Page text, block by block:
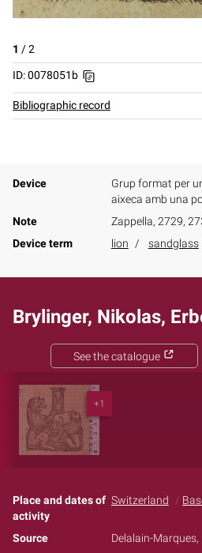
1 /2
ID: 0078051b
Bibliographic record
Device
Grup format per
aixeca amb una
Note
Zappella, 2729,
Device term
lion sandglass
Brylinger, Nikolas,
See the catalogue
+1
Place and dates of
activity
Switzerland
Source
Delalain-